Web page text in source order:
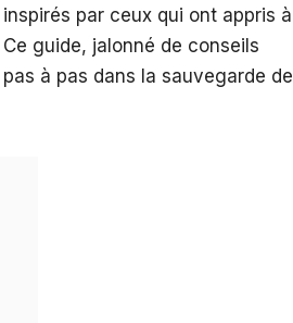
par ceux qui ont appris à
guide, jalonné de conseils
à pas dans la sauvegarde de